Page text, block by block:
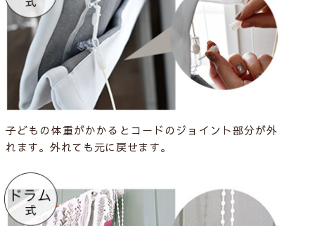
子どもの体重がかかるとコードのジョイント部分が外
れます。外れても元に戻せます。